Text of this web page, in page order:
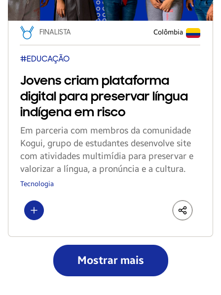
FINALISTA Colômbia
#EDUCAÇÃO
Jovens criam plataforma
digital para preservar língua
indígena em risco
Em parceria com membros da comunidade
Kogui, grupo de estudantes desenvolve site
com atividades multimídia para preservar e
valorizar a língua, a pronúncia e a cultura.
Tecnologia
Show more LinkedIn
Share
Mostrar mais